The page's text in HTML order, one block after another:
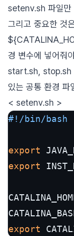
setenv.sh 파일만
그리고 중요한 것
경 변수에 넣어줘
start.sh, stop.sh
있는 공통 환경 파
< setenv.sh >
#!/bin/bash
export
export
export